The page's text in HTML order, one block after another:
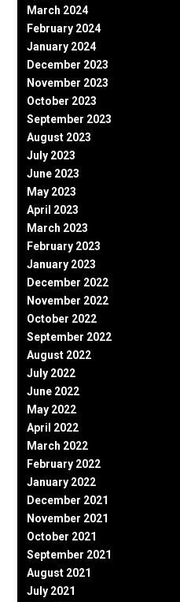
March 2024
February 2024
January 2024
December 2023
November 2023
October 2023
September 2023
August 2023
July 2023
June 2023
May 2023
April 2023
March 2023
February 2023
January 2023
December 2022
November 2022
October 2022
September 2022
August 2022
July 2022
June 2022
May 2022
April 2022
March 2022
February 2022
January 2022
December 2021
November 2021
October 2021
September 2021
August 2021
July 2021